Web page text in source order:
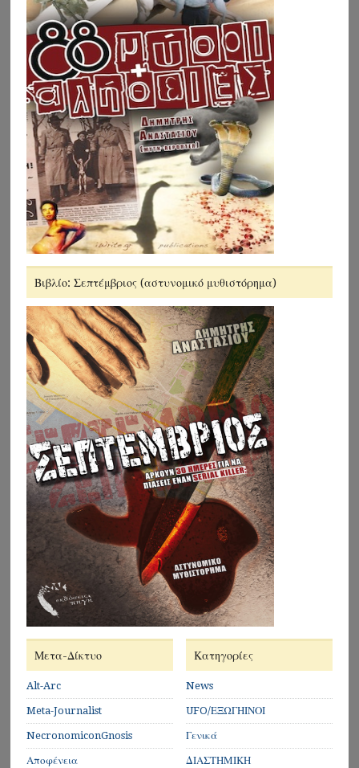
Βιβλίο: Σεπτέμβριος (αστυνομικό μυθιστόρημα)
Μετα-Δίκτυο
Alt-Arc
Meta-Journalist
NecronomiconGnosis
Αποφένεια
Κατηγορίες
News
UFO/ΕΞΩΓΗΙΝΟΙ
Γενικά
ΔΙΑΣΤΗΜΙΚΗ